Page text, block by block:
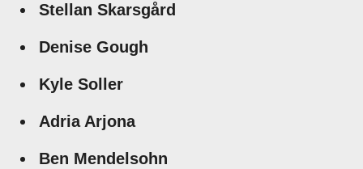
Stellan Skarsgård
Denise Gough
Kyle Soller
Adria Arjona
Ben Mendelsohn